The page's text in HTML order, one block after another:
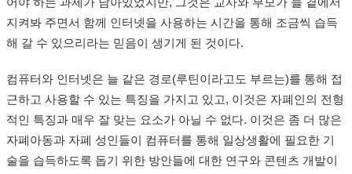
지켜봐 주면서 함께 인터넷을 사용하는 시간을 통해 조금씩 습득
해 갈 수 있으리라는 믿음이 생기게 된 것이다.
컴퓨터와 인터넷은 늘 같은 경로(루틴이라고도 부르는)를 통해 접
근하고 사용할 수 있는 특징을 가지고 있고, 이것은 자폐인의 전형
적인 특징과 매우 잘 맞는 요소가 아닐 수 없다. 이것은 좀 더 많은
자폐아동과 자폐 성인들이 컴퓨터를 통해 일상생활에 필요한 기
술을 습득하도록 돕기 위한 방안들에 대한 연구와 콘텐츠 개발이